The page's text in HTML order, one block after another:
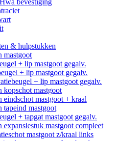
Hwa bevestiging
& hulpstukken
mastgoot
+ lip mastgoot gegalv.
+ lip mastgoot gegalv.
+ lip mastgoot gegalv.
kopschot mastgoot
eindschot mastgoot + kraal
tapeind mastgoot
+ tapgat mastgoot gegalv.
expansiestuk mastgoot compleet
mastgoot z/kraal links